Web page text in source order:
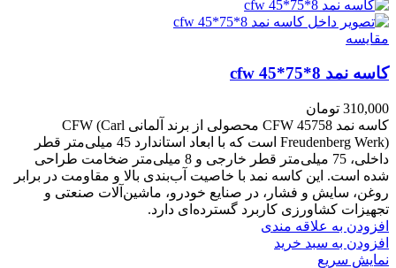
مقايسه
کاسه نمد cfw 45*75*8
310,000 تومان
کاسه نمد CFW 45758 محصولی از برند آلمانی CFW (Carl
Freudenberg Werk) است که با ابعاد استاندارد 45 میلی‌متر قطر
داخلی، 75 میلی‌متر قطر خارجی و 8 میلی‌متر ضخامت طراحی
شده است. این کاسه نمد با خاصیت آب‌بندی بالا و مقاومت در برابر
روغن، سایش و فشار، در صنایع خودرو، ماشین‌آلات صنعتی و
تجهیزات کشاورزی کاربرد گسترده‌ای دارد.
افزودن به علاقه مندی
افزودن به سبد خرید
نمایش سریع